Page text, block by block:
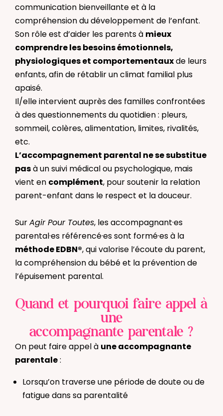
communication bienveillante et à la
compréhension du développement de l’enfant.
Son rôle est d’aider les parents à mieux
comprendre les besoins émotionnels,
physiologiques et comportementauxde leurs
enfants, afin de rétablir un climat familial plus
apaisé.
Il/elle intervient auprès des familles confrontées
à des questionnements du quotidien : pleurs,
sommeil, colères, alimentation, limites, rivalités,
etc.
L’accompagnement parental ne se substitue
pasà un suivi médical ou psychologique, mais
vient en complément, pour soutenir la relation
parent-enfant dans le respect et la douceur.
SurAgir Pour Toutes, les accompagnant·es
parental·es référencé·es sont formé·es à la
méthode EDBN®, qui valorise l’écoute du parent,
la compréhension du bébé et la prévention de
l’épuisement parental.
Quand et pourquoi faire appel à
une
accompagnante parentale ?
On peut faire appel à une accompagnante
parentale:
Lorsqu’on traverse une période de doute ou de
fatigue dans sa parentalité